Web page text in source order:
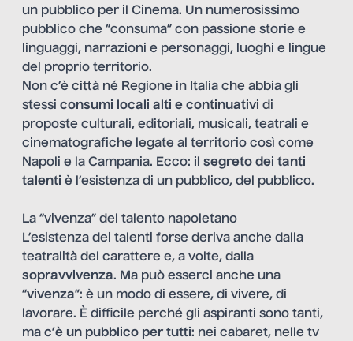
un pubblico per il Cinema. Un numerosissimo
pubblico che “consuma” con passione storie e
linguaggi, narrazioni e personaggi, luoghi e lingue
del proprio territorio.
Non c’è città né Regione in Italia che abbia gli
stessi consumi locali alti e continuativi di
proposte culturali, editoriali, musicali, teatrali e
cinematografiche legate al territorio così come
Napoli e la Campania. Ecco: il segreto dei tanti
talenti è l’esistenza di un pubblico, del pubblico.
La “vivenza” del talento napoletano
L’esistenza dei talenti forse deriva anche dalla
teatralità del carattere e, a volte, dalla
sopravvivenza. Ma può esserci anche una
“vivenza”: è un modo di essere, di vivere, di
lavorare. È difficile perché gli aspiranti sono tanti,
ma c’è un pubblico per tutti: nei cabaret, nelle tv